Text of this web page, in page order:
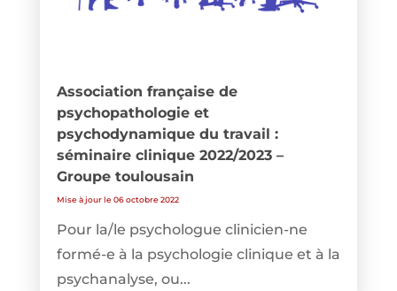
Association française de
psychopathologie et
psychodynamique du travail :
séminaire clinique 2022/2023 –
Groupe toulousain
Mise à jour le 06 octobre 2022
Pour la/le psychologue clinicien-ne
formé-e à la psychologie clinique et à la
psychanalyse, ou...